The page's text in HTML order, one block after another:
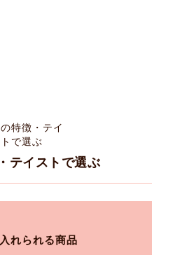
テイストで選ぶ
れられる商品